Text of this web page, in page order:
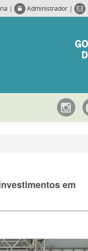
| Administrador |
em